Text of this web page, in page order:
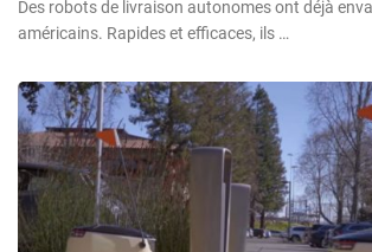
Des robots de livraison autonomes ont déjà
américains. Rapides et efficaces, ils …